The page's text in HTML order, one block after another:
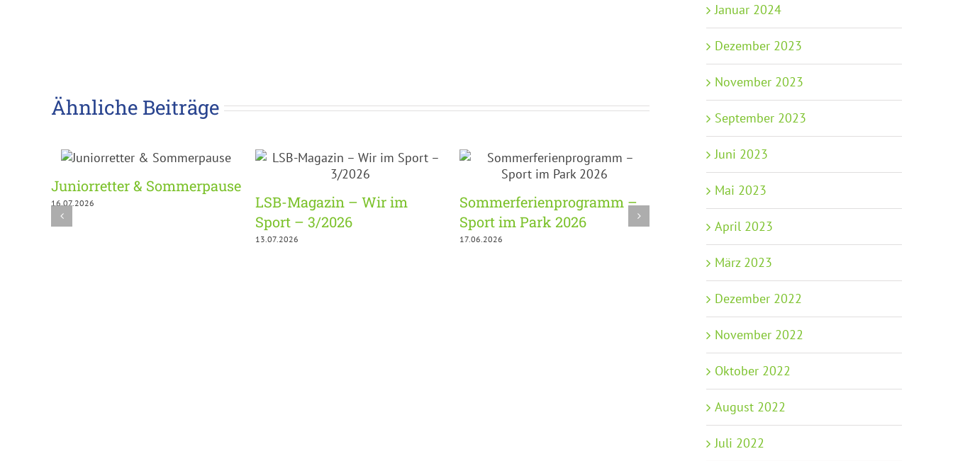
Ähnliche Beiträge
Juniorretter & Sommerpause
16.07.2026
LSB-Magazin – Wir im
Sport – 3/2026
13.07.2026
Sommerferienprogramm –
Sport im Park 2026
17.06.2026
Info-Update: Bildung und
Teilhabe Paket und
Übernahme Pater Tobias
Paket
Januar 2024
Dezember 2023
November 2023
September 2023
Juni 2023
Mai 2023
April 2023
März 2023
Dezember 2022
November 2022
Oktober 2022
August 2022
Juli 2022